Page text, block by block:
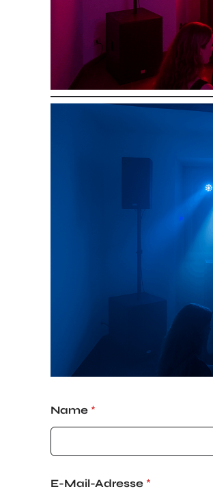
Name *
d
E-Mail-Adresse *